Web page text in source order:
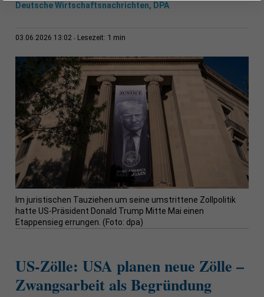
Deutsche Wirtschaftsnachrichten, DPA
03.06.2026 13:02 Lesezeit: 1 min
Im juristischen Tauziehen um seine umstrittene Zollpolitik
hatte US-Präsident Donald Trump Mitte Mai einen
Etappensieg errungen. (Foto: dpa)
US-Zölle: USA planen neue Zölle –
Zwangsarbeit als Begründung